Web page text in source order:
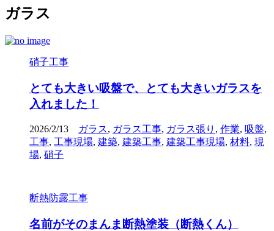
ガラス
硝子工事
とても大きい吸盤で、とても大きいガラスを
入れました！
2026/2/13 ガラス, ガラス工事, ガラス張り , 作業, 吸盤,
工事, 工事現場, 建築, 建築工事, 建築工事現場, 材料, 現
場, 硝子
断熱防露工事
名前がそのまんま断熱塗装（断熱くん）